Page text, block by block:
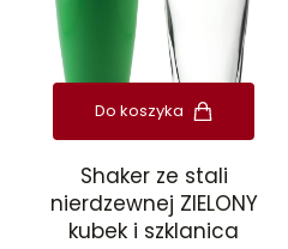
Do koszyka
Shaker ze stali
nierdzewnej ZIELONY
kubek i szklanica